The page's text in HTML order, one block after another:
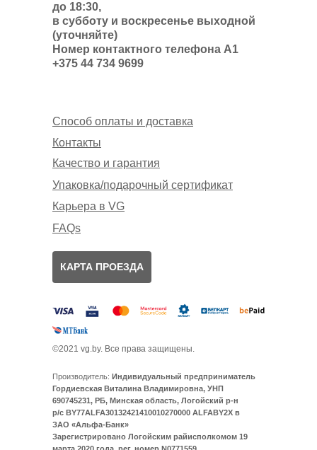
до 18:30,
в субботу и воскресенье выходной
(уточняйте)
Номер контактного телефона А1
+375 44 734 9699
Производитель: Индивидуальный предприниматель
Гордиевская Виталина Владимировна, УНП
690745231, РБ, Минская область, Логойский р-н
р/с BY77ALFA30132421410010270000 ALFABY2X в
ЗАО «Альфа-Банк»
Зарегистрировано Логойским райисполкомом 19
Способ оплаты и доставка
Контакты
КАРТА ПРОЕЗДА
Упаковка/подарочный сертификат
FAQs
Карьера в VG
©2021 vg.by. Все права защищены.
Качество и гарантия